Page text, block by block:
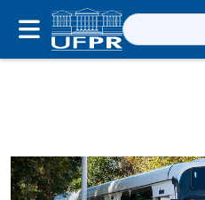
Pesquisar
por: